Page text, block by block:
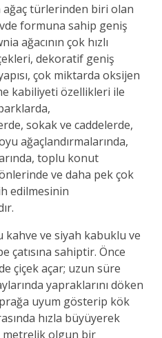
ağaç türlerinden biri olan
formuna sahip geniş
ağacının çok hızlı
dekoratif geniş
çok miktarda oksijen
kabiliyeti özellikleri ile
sokak ve caddelerde,
ağaçlandırmalarında,
toplu konut
ve daha pek çok
edilmesinin
ve siyah kabuklu ve
çatısına sahiptir. Önce
çiçek açar; uzun süre
yapraklarını döken
uyum gösterip kök
hızla büyüyerek
metrelik olgun bir